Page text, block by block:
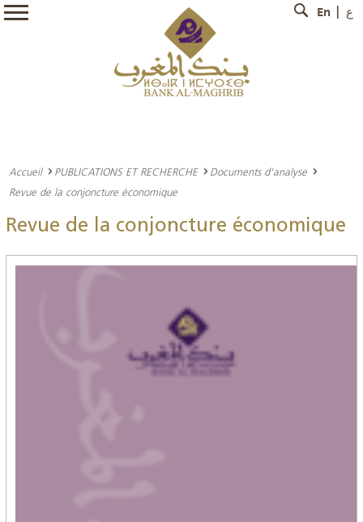
En ع
Accueil PUBLICATIONS ET RECHERCHE
Documents d'analyse
Revue de la conjoncture économique
Revue de la conjoncture économique